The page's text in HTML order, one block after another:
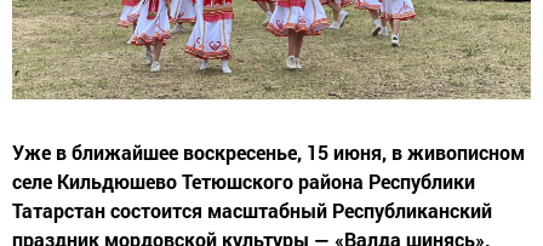
Уже в ближайшее воскресенье, 15 июня, в живописном
селе Кильдюшево Тетюшского района Республики
Татарстан состоится масштабный Республиканский
праздник мордовской культуры — «Валда шинясь».